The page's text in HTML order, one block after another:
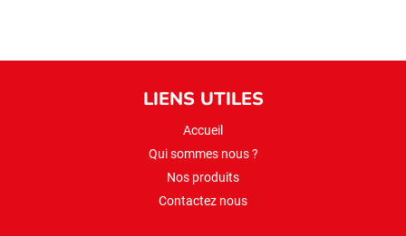
LIENS UTILES
Accueil
Qui sommes nous ?
Nos produits
Contactez nous